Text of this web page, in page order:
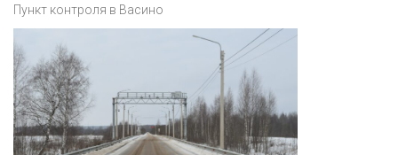
Пункт контроля в Васино